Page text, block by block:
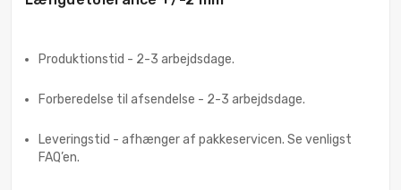
Produktionstid - 2-3 arbejdsdage.
Forberedelse til afsendelse - 2-3 arbejdsdage.
Leveringstid - afhænger af pakkeservicen. Se venligst
FAQ’en.